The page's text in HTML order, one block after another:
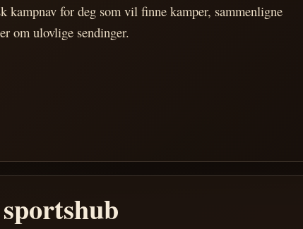
kampnav for deg som vil finne kamper, sammenligne
om ulovlige sendinger.